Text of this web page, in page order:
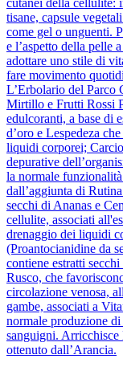
tisane, capsule
come gel o unguenti.
e l’aspetto della pelle
adottare uno stile di
fare movimento
L’Erbolario del Parco
Mirtillo e Frutti Rossi
edulcoranti, a base di
d’oro e Lespedeza
liquidi corporei;
depurative
la normale
dall’aggiunta di
secchi di Ananas e
cellulite, associati
drenaggio dei liquidi
(Proantocianidine da
contiene estratti
Rusco, che
circolazione venosa,
gambe, associati a
normale produzione
sanguigni.
ottenuto dall’Arancia.